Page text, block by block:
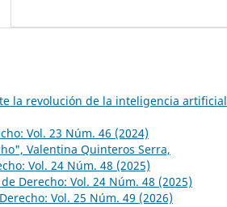
la revolución de la inteligencia artificial
Vol. 23 Núm. 46 (2024)
Valentina Quinteros Serra,
Vol. 24 Núm. 48 (2025)
Derecho: Vol. 24 Núm. 48 (2025)
Vol. 25 Núm. 49 (2026)